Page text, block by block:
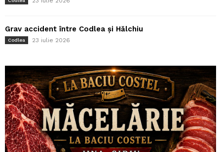
Grav accident între Codlea și Hălchiu
Codlea 23 iulie 2026